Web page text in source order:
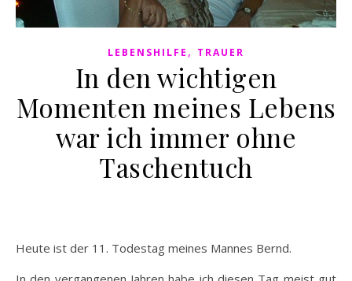
LEBENSHILFE , TRAUER
In den wichtigen
Momenten meines Lebens
war ich immer ohne
Taschentuch
Heute ist der 11. Todestag meines Mannes Bernd.